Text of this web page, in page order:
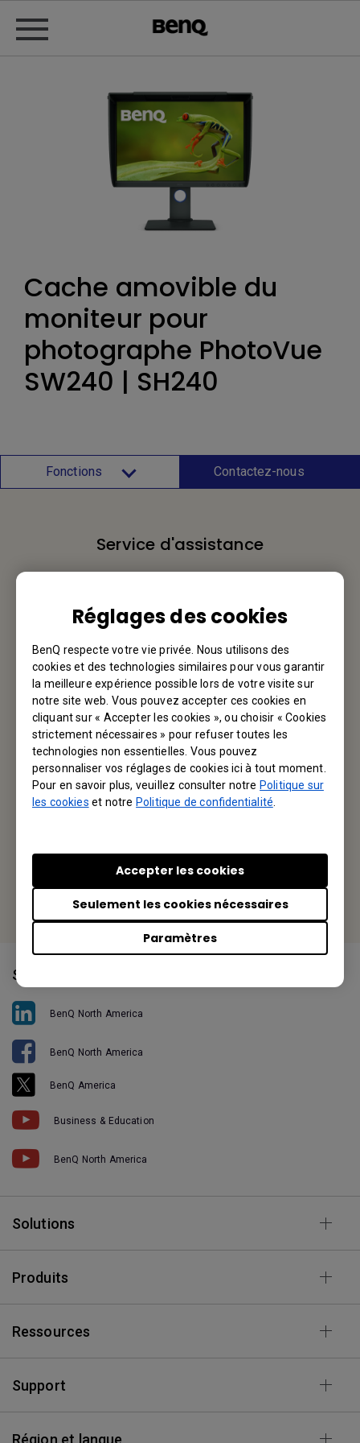
Réglages des cookies
BenQ respecte votre vie privée. Nous utilisons des
cookies et des technologies similaires pour vous garantir
la meilleure expérience possible lors de votre visite sur
notre site web. Vous pouvez accepter ces cookies en
cliquant sur « Accepter les cookies », ou choisir « Cookies
strictement nécessaires » pour refuser toutes les
technologies non essentielles. Vous pouvez
personnaliser vos réglages de cookies ici à tout moment.
Pour en savoir plus, veuillez consulter notrePolitique sur
les cookies et notrePolitique de confidentialité
Paramètres
Seulement les cookies nécessaires
Accepter les cookies
Cache amovible du
moniteur pour
photographe PhotoVue
SW240 | SH240
Fonctions Contactez-nous
Service d'assistance
Contactez-nous
Votre BenQ
BenQ America Corp.
3200 Park Center Drive, Suite 150 Costa Mesa, CA 92626,
USA
Fax: +1-714-557-0200
Or find your local office
Suivez-nous
BenQ North America
BenQ North America
BenQ America
Business & Education
BenQ North America
Solutions
Produits
Ressources
Support
Région et langue